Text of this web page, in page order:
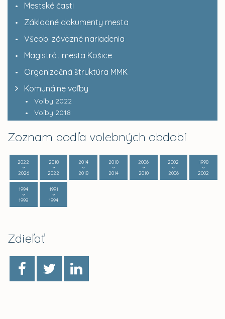
Mestské časti
Základné dokumenty mesta
Všeob. záväzné nariadenia
Magistrát mesta Košice
Organizačná štruktúra MMK
Komunálne voľby
Voľby 2022
Voľby 2018
Zoznam podľa volebných období
2022
2026
2018
2022
2014
2018
2010
2014
2006
2010
2002
2006
1998
2002
1994
1998
1991
1994
Zdieľať